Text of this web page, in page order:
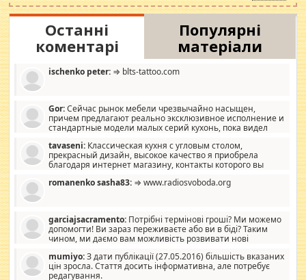
Останні
коментарі
Популярні
матеріали
ischenko peter: ⇒ blts-tattoo.com
Gor:Сейчас рынок мебели чрезвычайно насыщен,
причем предлагают реально эксклюзивное исполнение и
стандартные модели малых серий кухонь, пока видел
стандартные формы, в MebelOk, креативненько и что главное -
со вкусом все в порядке, без ненужных наворотов удорожающих
мебель, а это не последний фактор.
tavaseni: Классическая кухня с угловым столом,
прекрасный дизайн, высокое качество я приобрела
благодаря интернет магазину, контакты которого вы
romanenko sasha83: ⇒ www.radiosvoboda.org
garciajsacramento: Потрібні термінові гроші? Ми можемо
допомогти! Ви зараз переживаєте або ви в біді? Таким
чином, ми даємо вам можливість розвивати нові
допомагати людям, які намагаються дати їм шанс. Кожен
заслуговує на другий шанс, і, оскільки влада не зможе, вони
повинні приймати від інших. Для нас нема багато суми, і зрілість
mumiyo:З дати публікації (27.05.2016) більшість вказаних
цін зросла. Стаття досить інформативна, але потребує
редагування.